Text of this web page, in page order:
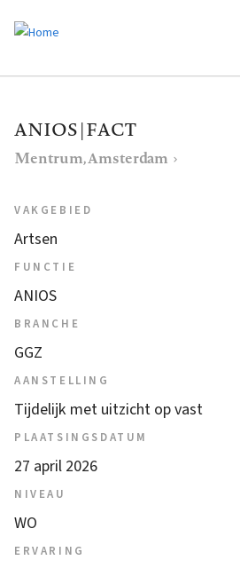
de
gaan
ANIOS | FACT
Mentrum, Amsterdam
VAKGEBIED
Artsen
FUNCTIE
ANIOS
BRANCHE
GGZ
AANSTELLING
Tijdelijk met uitzicht op vast
PLAATSINGSDATUM
27 april 2026
NIVEAU
WO
ERVARING